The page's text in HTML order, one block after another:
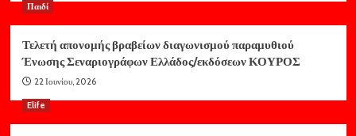
Παιδί
Τελετή απονομής βραβείων διαγωνισμού παραμυθιού
Ένωσης Σεναριογράφων Ελλάδος/εκδόσεων ΚΟΥΡΟΣ
22 Ιουνίου, 2026
Elife